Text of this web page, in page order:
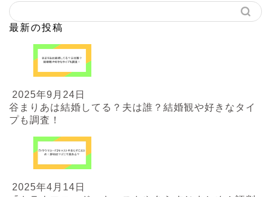
最新の投稿
2025年9月24日
谷まりあは結婚してる？夫は誰？結婚観や好きなタイ
プも調査！
2025年4月14日